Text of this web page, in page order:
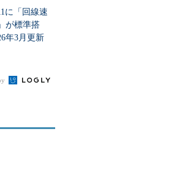
に「回線速
が標準搭
年3月更新